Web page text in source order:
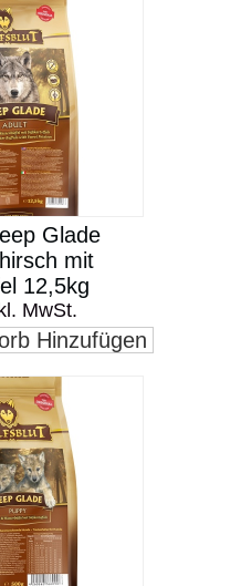
Glade
mit
12,5kg
MwSt.
Hinzufügen